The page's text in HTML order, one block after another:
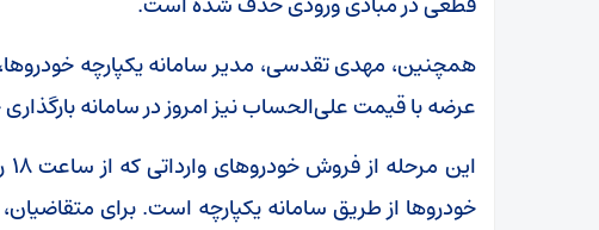
همچنین، مهدی تقدسی، مدیر سامانه یکپارچه
عرضه با قیمت علی‌الحساب نیز امروز در سامانه